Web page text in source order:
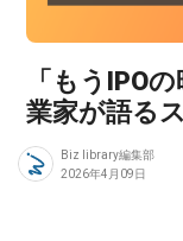
「もうIPO
業家が語る
Biz library編集部
2026年4月09日